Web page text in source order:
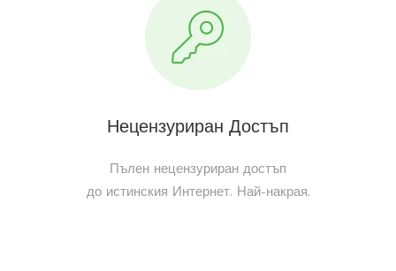
Нецензуриран Достъп
Пълен нецензуриран достъп
до истинския Интернет. Най-накрая.